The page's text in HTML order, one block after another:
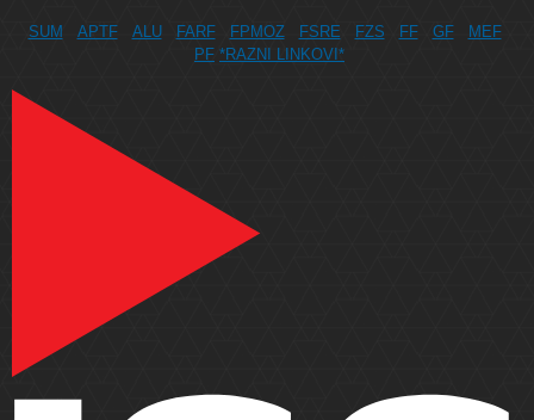
SUM APTF ALU FARF FPMOZ FSRE FZS FF GF
MEF
PF *RAZNI LINKOVI*